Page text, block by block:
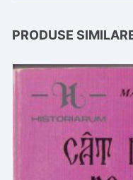
PRODUSE